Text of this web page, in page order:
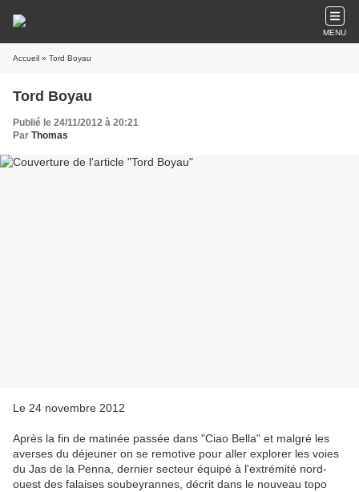
MENU
Accueil » Tord Boyau
Tord Boyau
Publié le 24/11/2012 à 20:21
Par Thomas
Le 24 novembre 2012
Après la fin de matinée passée dans "Ciao Bella" et malgré les
averses du déjeuner on se remotive pour aller explorer les voies
du Jas de la Penna, dernier secteur équipé à l'extrémité nord-
ouest des falaises soubeyrannes, décrit dans le nouveau topo